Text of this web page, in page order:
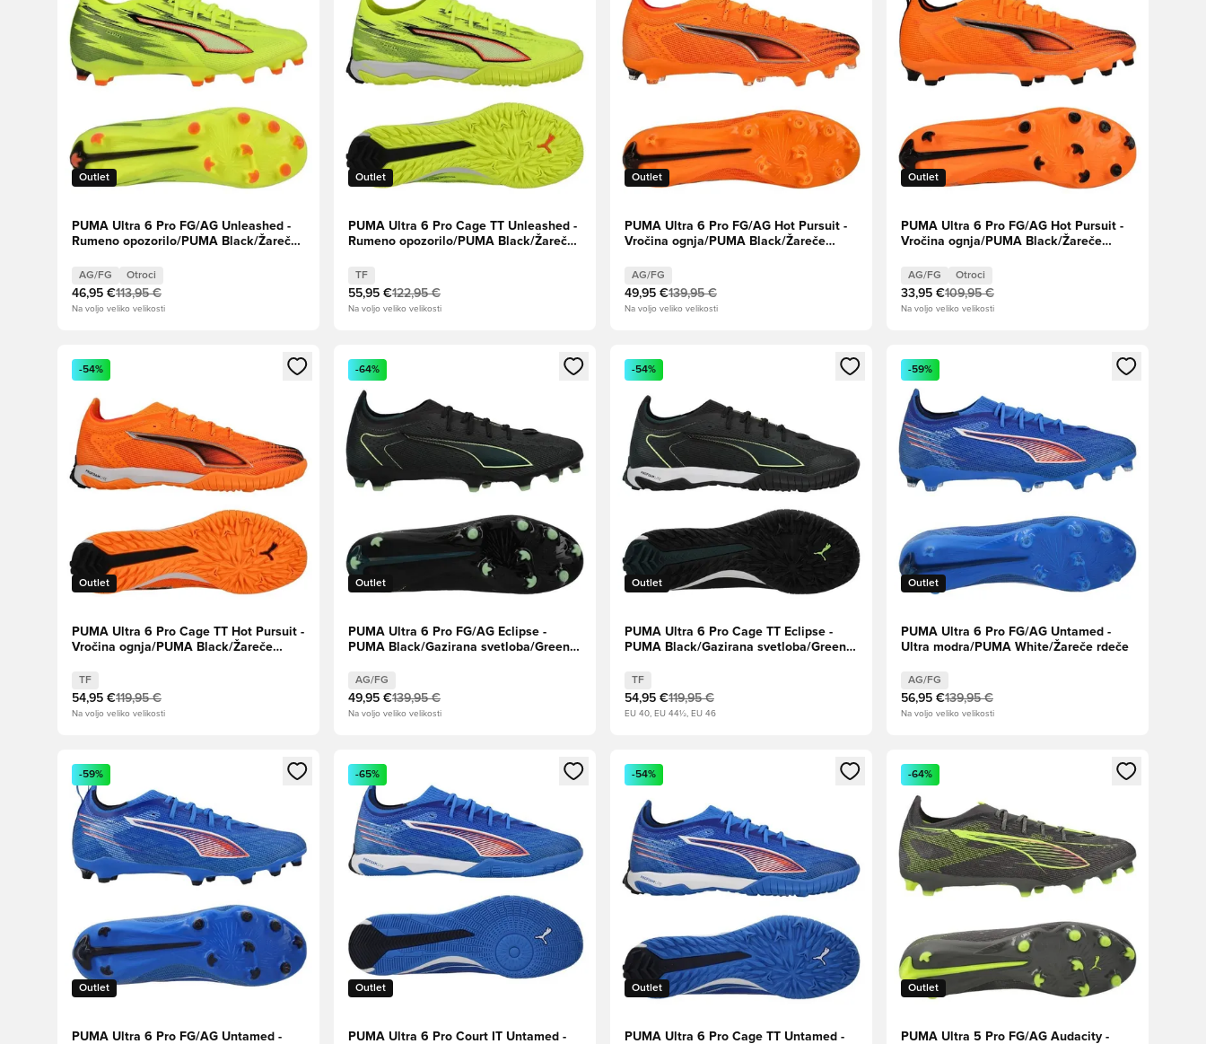
Outlet
PUMA Ultra 6 Pro FG/AG Unleashed -
Rumeno opozorilo/PUMA Black/Žareče
AG/FG Otroci
46,95 €113,95 €
Na voljo veliko velikosti
Outlet
PUMA Ultra 6 Pro Cage TT Unleashed -
Rumeno opozorilo/PUMA Black/Žareče
TF
55,95 €122,95 €
Na voljo veliko velikosti
Outlet
PUMA Ultra 6 Pro FG/AG Hot Pursuit -
Vročina ognja/PUMA Black/Žareče
AG/FG
49,95 €139,95 €
Na voljo veliko velikosti
Outlet
PUMA Ultra 6 Pro FG/AG Hot Pursuit -
Vročina ognja/PUMA Black/Žareče
AG/FG Otroci
33,95 €109,95 €
Na voljo veliko velikosti
Odpre Modal za prijavo ali vpis kot član
Outlet
-54%
PUMA Ultra 6 Pro Cage TT Hot Pursuit -
Vročina ognja/PUMA Black/Žareče
TF
54,95 €119,95 €
Na voljo veliko velikosti
Odpre Modal za prijavo ali vpis kot član
Outlet
-64%
PUMA Ultra 6 Pro FG/AG Eclipse -
PUMA Black/Gazirana svetloba/Green
AG/FG
49,95 €139,95 €
Na voljo veliko velikosti
Odpre Modal za prijavo ali vpis kot član
Outlet
-54%
PUMA Ultra 6 Pro Cage TT Eclipse -
PUMA Black/Gazirana svetloba/Green
TF
54,95 €119,95 €
EU 40, EU 44½, EU 46
Odpre Modal za prijavo ali vpis kot član
Outlet
-59%
PUMA Ultra 6 Pro FG/AG Untamed -
Ultra modra/PUMA White/Žareče rdeče
AG/FG
56,95 €139,95 €
Na voljo veliko velikosti
Odpre Modal za prijavo ali vpis kot član
Outlet
-59%
PUMA Ultra 6 Pro FG/AG Untamed -
Odpre Modal za prijavo ali vpis kot član
Outlet
-65%
PUMA Ultra 6 Pro Court IT Untamed -
Odpre Modal za prijavo ali vpis kot član
Outlet
-54%
PUMA Ultra 6 Pro Cage TT Untamed -
Odpre Modal za prijavo ali vpis kot član
Outlet
-64%
PUMA Ultra 5 Pro FG/AG Audacity -